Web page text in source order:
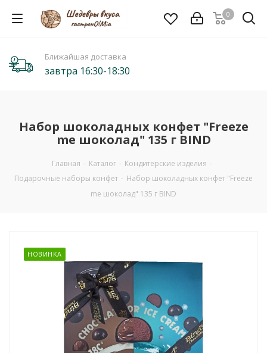
0
Ближайшая доставка
завтра 16:30-18:30
Набор шоколадных конфет "Freeze
me шоколад" 135 г BIND
Главная - Каталог - Кондитерские изделия -
Подарочные наборы конфет - Набор шоколадных конфет "Freeze
me шоколад" 135 г BIND
НОВИНКА